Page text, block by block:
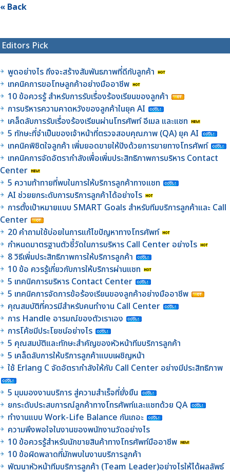
« Back
Editors Pick
พูดอย่างไร ถึงจะสร้างสัมพันธภาพที่ดีกับลูกค้า
เทคนิคการขอโทษลูกค้าอย่างมืออาชีพ
10 ข้อควรรู้ สำหรับการรับเรื่องร้องเรียนของลูกค้า
การบริหารความคาดหวังของลูกค้าในยุค AI
เคล็ดลับการรับเรื่องร้องเรียนผ่านโทรศัพท์ อีเมล และแชท
5 ทักษะที่จำเป็นของเจ้าหน้าที่ตรวจสอบคุณภาพ (QA) ยุค AI
เทคนิคพิชิตใจลูกค้า เพิ่มยอดขายให้ปังด้วยการขายทางโทรศัพท์
เทคนิคการจัดอัตรากำลังเพื่อเพิ่มประสิทธิภาพการบริหาร Contact
Center
5 ความท้าทายที่พบในการให้บริการลูกค้าทางแชท
AI ช่วยยกระดับการบริการลูกค้าได้อย่างไร
การตั้งเป้าหมายแบบ SMART Goals สำหรับทีมบริการลูกค้าและ Call
Center
20 คำถามใช้บ่อยในการแก้ไขปัญหาทางโทรศัพท์
กำหนดมาตรฐานตัวชี้วัดในการบริหาร Call Center อย่างไร
8 วิธีเพิ่มประสิทธิภาพการให้บริการลูกค้า
10 ข้อ ควรรู้เกี่ยวกับการให้บริการผ่านแชท
5 เทคนิคการบริหาร Contact Center
5 เทคนิคการจัดการข้อร้องเรียนของลูกค้าอย่างมืออาชีพ
คุณสมบัติที่ควรมีสำหรับคนทำงาน Call Center
การ Handle อารมณ์ของตัวเราเอง
การโค้ชมีประโยชน์อย่างไร
5 คุณสมบัติและทักษะสำคัญของหัวหน้าทีมบริการลูกค้า
5 เคล็ดลับการให้บริการลูกค้าแบบเผชิญหน้า
ใช้ Erlang C จัดอัตรากำลังให้กับ Call Center อย่างมีประสิทธิภาพ
5 มุมมองงานบริการ สู่ความสำเร็จที่ยั่งยืน
ยกระดับประสบการณ์ลูกค้าทางโทรศัพท์และแชทด้วย QA
ทำงานแบบ Work-Life Balance กันเถอะ
ความพึงพอใจในงานของพนักงานวัดอย่างไร
10 ข้อควรรู้สำหรับนักขายสินค้าทางโทรศัพท์มืออาชีพ
10 ข้อผิดพลาดที่มักพบในงานบริการลูกค้า
พัฒนาหัวหน้าทีมบริการลูกค้า (Team Leader)อย่างไรให้ได้ผลลัพธ์